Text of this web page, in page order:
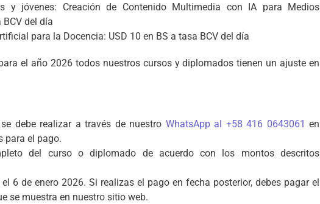
y jóvenes: Creación de Contenido Multimedia con IA para Medios
BCV del día
para la Docencia: USD 10 en BS a tasa BCV del día
el año 2026 todos nuestros cursos y diplomados tienen un ajuste en
debe realizar a través de nuestro WhatsApp al +58 416 0643061 en
para el pago.
del curso o diplomado de acuerdo con los montos descritos
6 de enero 2026. Si realizas el pago en fecha posterior, debes pagar el
se muestra en nuestro sitio web.